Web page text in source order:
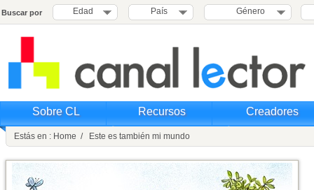
Buscar por Edad País Género
Sobre CL Recursos Creadores
Estás en : Home / Este es también mi mundo